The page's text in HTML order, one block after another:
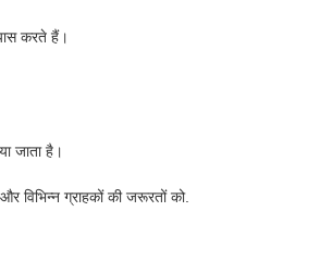
करते हैं।
जाता है।
विभिन्न ग्राहकों की जरूरतों को.